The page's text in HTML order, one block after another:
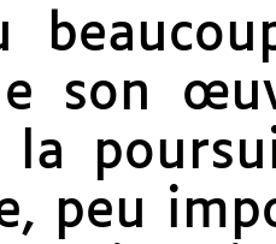
son
peu